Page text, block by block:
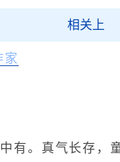
相关上
家
。真气长存，童